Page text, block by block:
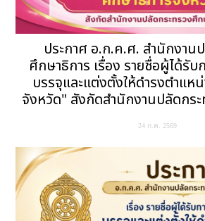
ประกาศ อ.ก.ค.ศ. สำนักงาน
ศึกษาธิการ เรื่อง รายชื่อผู้ได้รับ
บรรจุและแต่งตั้งให้ดำรงตำแห
จังหวัด" สังกัดสำนักงานปลัดกร
24 ก.ค. 2569